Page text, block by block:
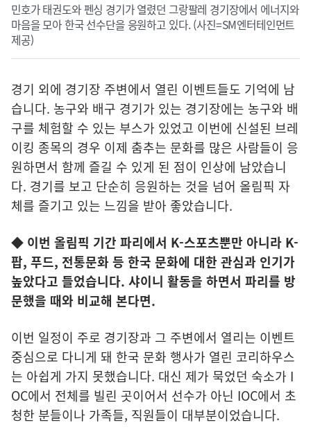
민호가 태권도와 펜싱 경기가 열렸던 그랑팔레 경기장에서 에너지와
마음을 모아 한국 선수단을 응원하고 있다. (사진=SM엔터테인먼트
제공)
경기 외에 경기장 주변에서 열린 이벤트들도 기억에 남
습니다. 농구와 배구 경기가 있는 경기장에는 농구와 배
구를 체험할 수 있는 부스가 있었고 이번에 신설된 브레
이킹 종목의 경우 이제 춤추는 문화를 많은 사람들이 응
원하면서 함께 즐길 수 있게 된 점이 인상에 남았습니
다. 경기를 보고 단순히 응원하는 것을 넘어 올림픽 자
체를 즐기고 있는 느낌을 받아 좋았습니다.
◆ 이번 올림픽 기간 파리에서 K-스포츠뿐만 아니라 K-
팝, 푸드, 전통문화 등 한국 문화에 대한 관심과 인기가
높았다고 들었습니다. 샤이니 활동을 하면서 파리를 방
문했을 때와 비교해 본다면.
이번 일정이 주로 경기장과 그 주변에서 열리는 이벤트
중심으로 다니게 돼 한국 문화 행사가 열린 코리하우스
는 아쉽게 가지 못했습니다. 대신 제가 묵었던 숙소가 I
OC에서 전체를 빌린 곳이어서 선수가 아닌 IOC에서 초
청한 분들이나 가족들, 직원들이 대부분이었습니다.